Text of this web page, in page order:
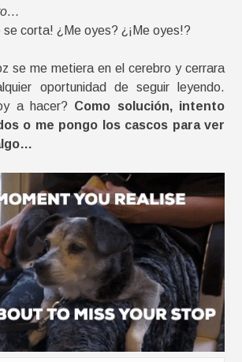
se corta! ¿Me oyes? ¿¡Me oyes!?
se me metiera en el cerebro y cerrara
oportunidad de seguir leyendo.
a hacer? Como solución, intento
o me pongo los cascos para ver